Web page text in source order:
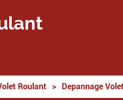
Roulant > Depannage